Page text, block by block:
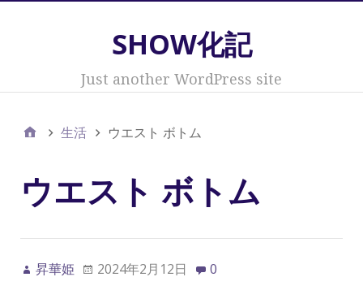
SHOW化記
Just another WordPress site
生活 ウエスト ボトム
ウエスト ボトム
昇華姫 2024年2月12日 0